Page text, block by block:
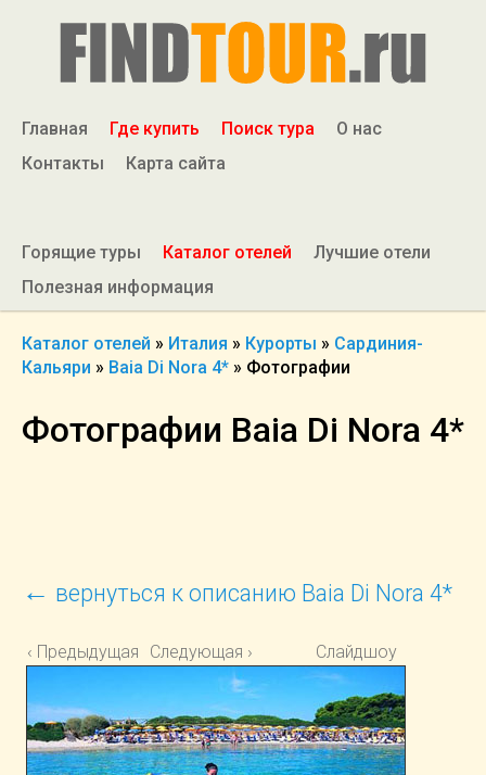
Главная Где купить Поиск тура
О нас
Контакты
Карта сайта
Горящие туры Каталог отелей
Лучшие отели
Полезная информация
Каталог отелей » Италия » Курорты » Сардиния-
Кальяри » Baia Di Nora 4* » Фотографии
Фотографии Baia Di Nora 4*
← вернуться к описанию Baia Di Nora 4*
‹ Предыдущая Следующая › Слайдшоу